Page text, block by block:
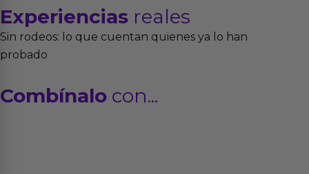
Experiencias reales
Sin rodeos: lo que cuentan quienes ya lo han
probado
Combínalo con...